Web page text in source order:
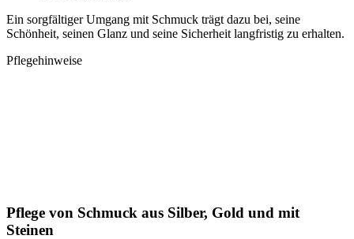
Ein sorgfältiger Umgang mit Schmuck trägt dazu bei, seine
Schönheit, seinen Glanz und seine Sicherheit langfristig zu erhalten.
Pflegehinweise
Pflege von Schmuck aus Silber, Gold und mit
Steinen